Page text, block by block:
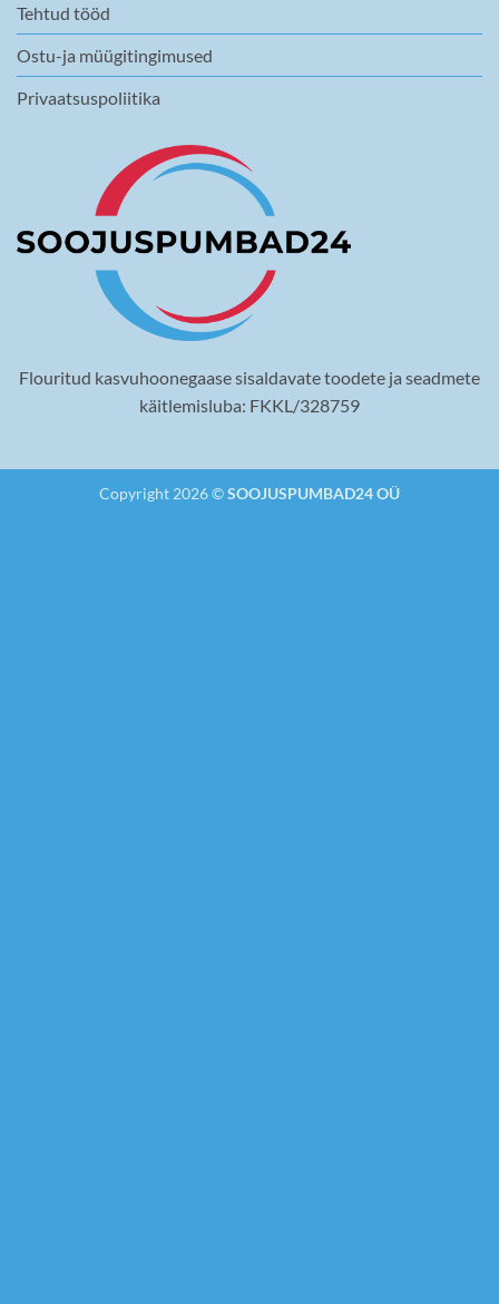
Tehtud tööd
Ostu-ja müügitingimused
Privaatsuspoliitika
Flouritud kasvuhoonegaase sisaldavate toodete ja seadmete
käitlemisluba: FKKL/328759
Copyright 2026 ©SOOJUSPUMBAD24 OÜ